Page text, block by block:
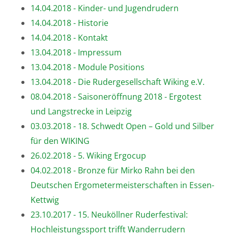
14.04.2018 - Kinder- und Jugendrudern
14.04.2018 - Historie
14.04.2018 - Kontakt
13.04.2018 - Impressum
13.04.2018 - Module Positions
13.04.2018 - Die Rudergesellschaft Wiking e.V.
08.04.2018 - Saisoneröffnung 2018 - Ergotest
und Langstrecke in Leipzig
03.03.2018 - 18. Schwedt Open – Gold und Silber
für den WIKING
26.02.2018 - 5. Wiking Ergocup
04.02.2018 - Bronze für Mirko Rahn bei den
Deutschen Ergometermeisterschaften in Essen-
Kettwig
23.10.2017 - 15. Neuköllner Ruderfestival:
Hochleistungssport trifft Wanderrudern